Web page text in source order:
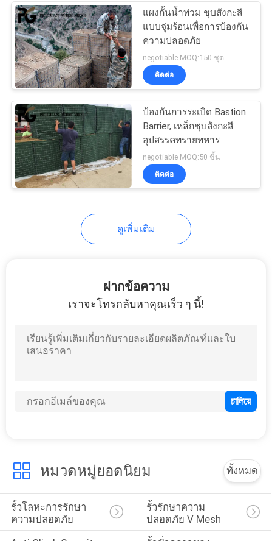
ตาข่ายเกเบียนรอย
24
รั้วการเชื่อมโยงโซ่
รั้วรักษาความ
ปลอดภัยสนามบิน
16
แผงกั้นน้ำท่วม ชุบสังกะสี
แบบจุ่มร้อนเพื่อการป้องกัน
ความปลอดภัย
negotiable MOQ:150 ชุด
ติดต่อ
ป้องกันการระเบิด Bastion
Barrier, เหล็กชุบสังกะสี
อุปสรรคทรายทหาร
negotiable MOQ:50 ชิ้น
ติดต่อ
ดูเพิ่มเติม
ฝากข้อความ
เราจะโทรกลับหาคุณเร็ว ๆ นี้!
หมวดหมู่ยอดนิยม ทั้งหมด
รั้วโลหะการรักษา
ความปลอดภัย
รั้วรักษาความ
ปลอดภัย V Mesh